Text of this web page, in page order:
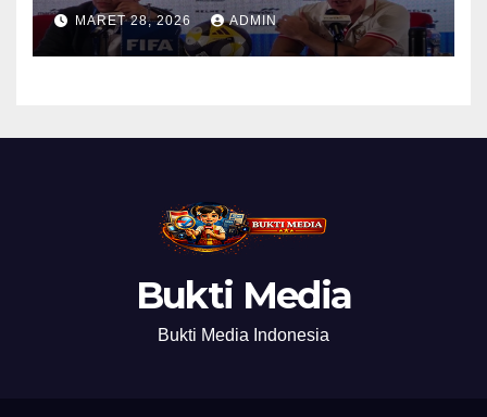
MARET 28, 2026 ADMIN
Bukti Media
Bukti Media Indonesia